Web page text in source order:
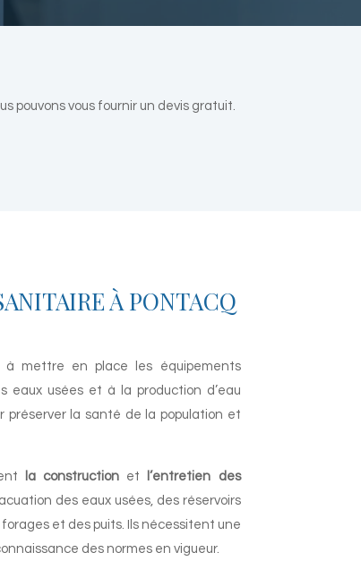
pouvons vous fournir un devis gratuit.
À PONTACQ
mettre en place les équipements
eaux usées et à la production d’eau
préserver la santé de la population et
la construction et
l’entretien des
des eaux usées, des réservoirs
forages et des puits. Ils nécessitent une
des normes en vigueur.